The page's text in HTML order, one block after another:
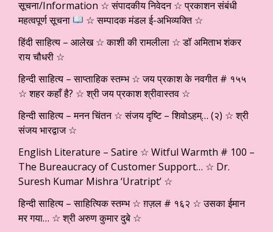
सूचना/Information ☆ संपादकीय निवेदन ☆ प्रकाशन संबंधी
महत्वपूर्ण सूचना
☆ सम्पादक मंडल ई-अभिव्यक्ति ☆
हिंदी साहित्य – आलेख ☆ काशी की रामलीला ☆ डॉ अमिताभ शंकर
राय चौधरी ☆
हिन्दी साहित्य – साप्ताहिक स्तम्भ ☆ जय प्रकाश के नवगीत # १५५
☆ शहर कहाँ है? ☆ श्री जय प्रकाश श्रीवास्तव ☆
हिन्दी साहित्य – मनन चिंतन ☆ संजय दृष्टि – शिवोऽहम्… (२) ☆ श्री
संजय भारद्वाज ☆
English Literature – Satire ☆ Witful Warmth # 100 –
The Bureaucracy of Customer Support… ☆ Dr.
Suresh Kumar Mishra ‘Uratript’ ☆
हिन्दी साहित्य – साहित्यिक स्तम्भ ☆ ग़ज़ल # १६२ ☆ उसका ईमान
मर गया… ☆ श्री अरुण कुमार दुबे ☆